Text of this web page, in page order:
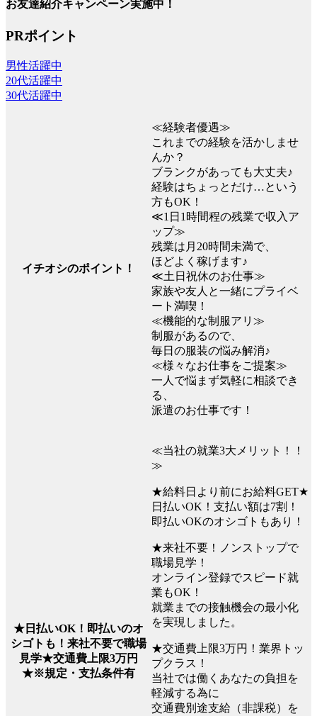
お友達紹介キャンペーン実施中！
PRポイント
男性活躍中
20代活躍中
30代活躍中
イチオシのポイント！
≪経験者優遇≫
これまでの経験を活かしませ
んか？
ブランクがあっても大丈夫♪
経験はちょっとだけ…という
方もOK！
≪1日1時間程の残業で収入ア
ップ≫
残業は月20時間未満で、
ほどよく稼げます♪
≪土日祝休のお仕事≫
家族や友人と一緒にプライベ
ート満喫！
≪機能的な制服アリ≫
制服があるので、
毎日の服装の悩み解消♪
≪様々なお仕事をご提案≫
一人で悩まず気軽に相談でき
る、
派遣のお仕事です！
★日払いOK！即払いのオ
シゴトも！来社不要で職場
見学★交通費上限3万円
★※規定・支払条件有
≪当社の就業3大メリット！！
≫
★給料日より前にお給料GET★
日払いOK！支払い額は7割！
即払いOKのオシゴトもあり！
★来社不要！ノンストップで
職場見学！
オンライン登録でスピード就
業もOK！
就業までの接触機会の最小化
を実現しました。
★交通費上限3万円！業界トッ
プクラス！
当社では働くあなたの負担を
軽減する為に
交通費別途支給（非課税）を